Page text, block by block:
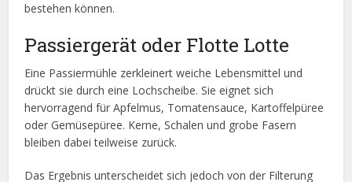
bestehen können.
Passiergerät oder Flotte Lotte
Eine Passiermühle zerkleinert weiche Lebensmittel und
drückt sie durch eine Lochscheibe. Sie eignet sich
hervorragend für Apfelmus, Tomatensauce, Kartoffelpüree
oder Gemüsepüree. Kerne, Schalen und grobe Fasern
bleiben dabei teilweise zurück.
Das Ergebnis unterscheidet sich jedoch von der Filterung